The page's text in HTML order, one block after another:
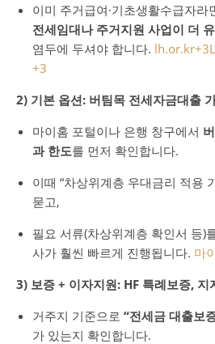
이미 주거급여·기초생활수급자라
전세임대나 주거지원 사업이 더
염두에 두셔야 합니다. lh.or.kr+3
+3
2) 기본 옵션: 버팀목 전세자금대출
마이홈 포털이나 은행 창구에서
과 한도를 먼저 확인합니다.
이때 “차상위계층 우대금리 적용
묻고,
필요 서류(차상위계층 확인서 등)
사가 훨씬 빠르게 진행됩니다. 마
3) 보증 + 이자지원: HF 특례보증, 지
거주지 기준으로 “전세금 대출보
가 있는지 확인합니다.